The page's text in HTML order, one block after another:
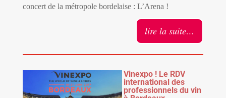
concert de la métropole bordelaise : L’Arena !
lire la suite…
Vinexpo ! Le RDV
international des
professionnels du vin